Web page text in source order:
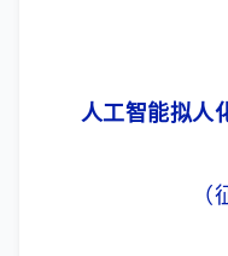
人工智能拟人
（